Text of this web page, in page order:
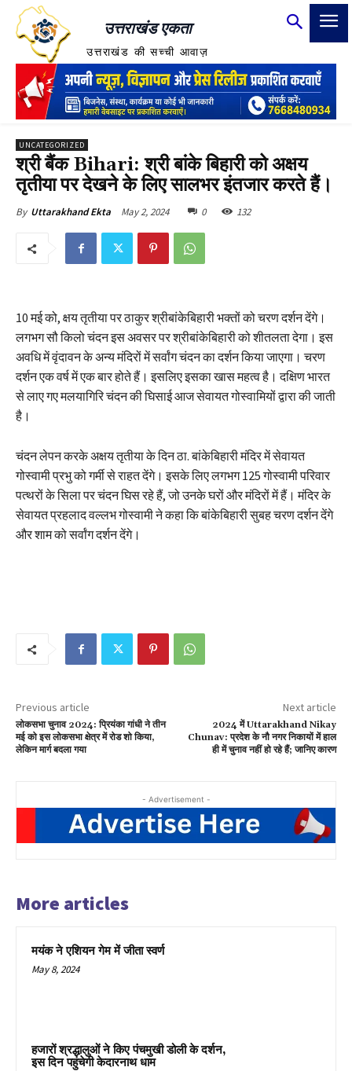
उत्तराखंड एकता
उत्तराखंड की सच्ची आवाज़
UNCATEGORIZED
श्री बैंक Bihari: श्री बांके बिहारी को अक्षय
तृतीया पर देखने के लिए सालभर इंतजार करते हैं।
By Uttarakhand Ekta May 2, 2024 0 132
10 मई को, क्षय तृतीया पर ठाकुर श्रीबांकेबिहारी भक्तों को चरण दर्शन देंगे।
लगभग सौ किलो चंदन इस अवसर पर श्रीबांकेबिहारी को शीतलता देगा। इस
अवधि में वृंदावन के अन्य मंदिरों में सर्वांग चंदन का दर्शन किया जाएगा। चरण
दर्शन एक वर्ष में एक बार होते हैं। इसलिए इसका खास महत्व है। दक्षिण भारत
से लाए गए मलयागिरि चंदन की घिसाई आज सेवायत गोस्वामियों द्वारा की जाती
है।
चंदन लेपन करके अक्षय तृतीया के दिन ठा. बांकेबिहारी मंदिर में सेवायत
गोस्वामी प्रभु को गर्मी से राहत देंगे। इसके लिए लगभग 125 गोस्वामी परिवार
पत्थरों के सिला पर चंदन घिस रहे हैं, जो उनके घरों और मंदिरों में हैं। मंदिर के
सेवायत प्रहलाद वल्लभ गोस्वामी ने कहा कि बांकेबिहारी सुबह चरण दर्शन देंगे
और शाम को सर्वांग दर्शन देंगे।
Previous article
लोकसभा चुनाव 2024: प्रियंका गांधी ने तीन
मई को इस लोकसभा क्षेत्र में रोड शो किया,
लेकिन मार्ग बदला गया
Next article
2024 में Uttarakhand Nikay
Chunav: प्रदेश के नौ नगर निकायों में हाल
ही में चुनाव नहीं हो रहे हैं; जानिए कारण
- Advertisement -
More articles
मयंक ने एशियन गेम में जीता स्वर्ण
May 8, 2024
हजारों श्रद्धालुओं ने किए पंचमुखी डोली के दर्शन,
इस दिन पहुंचेगी केदारनाथ धाम